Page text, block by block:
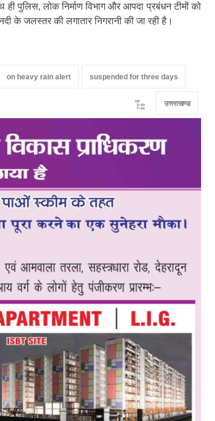
पुलिस, लोक निर्माण विभाग और आपदा प्रबंधन टीमों को
के जलस्तर की लगातार निगरानी की जा रही है।
on heavy rain alert suspended for three days
उत्तराखण्ड